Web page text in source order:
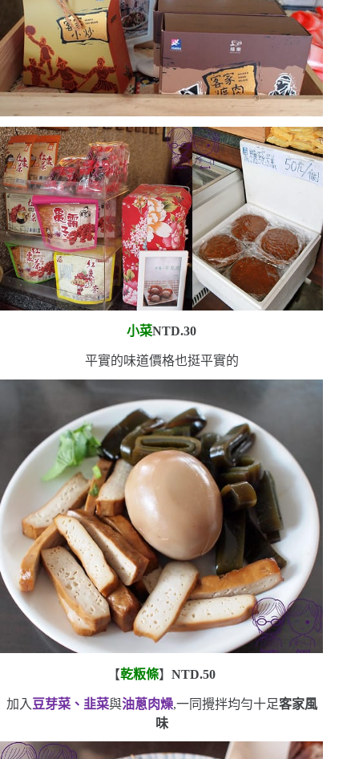
小菜NTD.30
平實的味道價格也挺平實的
【乾粄條】NTD.50
加入 豆芽菜、韭菜與油蔥肉燥,一同攪拌均勻十足客家風
味